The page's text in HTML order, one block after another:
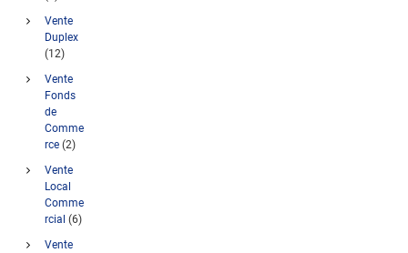
Vente
Duplex
(12)
Vente
Fonds
de
Comme
rce (2)
Vente
Local
Comme
rcial (6)
Vente